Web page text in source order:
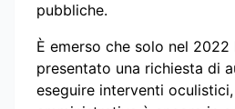
pubbliche.
È emerso che solo nel 2022
presentato una richiesta di
eseguire interventi